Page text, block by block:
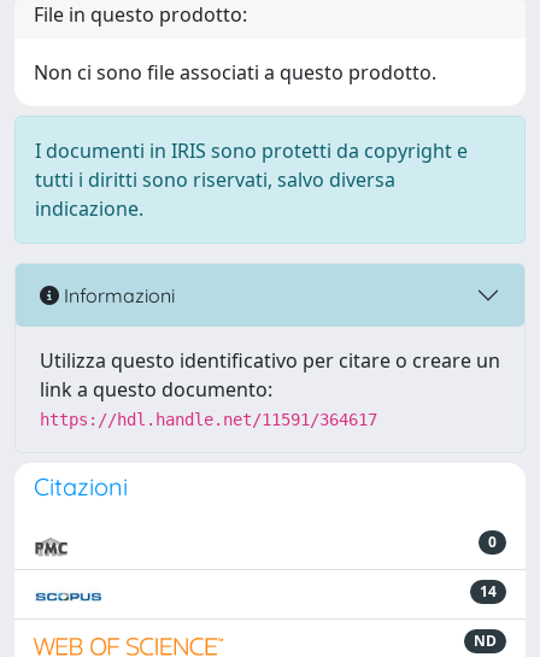
File in questo prodotto:
Non ci sono file associati a questo prodotto.
I documenti in IRIS sono protetti da copyright e
tutti i diritti sono riservati, salvo diversa
indicazione.
Informazioni
Utilizza questo identificativo per citare o creare un
link a questo documento:
https://hdl.handle.net/11591/364617
Citazioni
0
14
ND